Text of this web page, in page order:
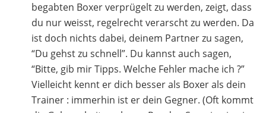
begabten Boxer verprügelt zu werden, zeigt, dass
du nur weisst, regelrecht verarscht zu werden. Da
ist doch nichts dabei, deinem Partner zu sagen,
“Du gehst zu schnell”. Du kannst auch sagen,
“Bitte, gib mir Tipps. Welche Fehler mache ich ?”
Vielleicht kennt er dich besser als Boxer als dein
Trainer : immerhin ist er dein Gegner. (Oft kommt